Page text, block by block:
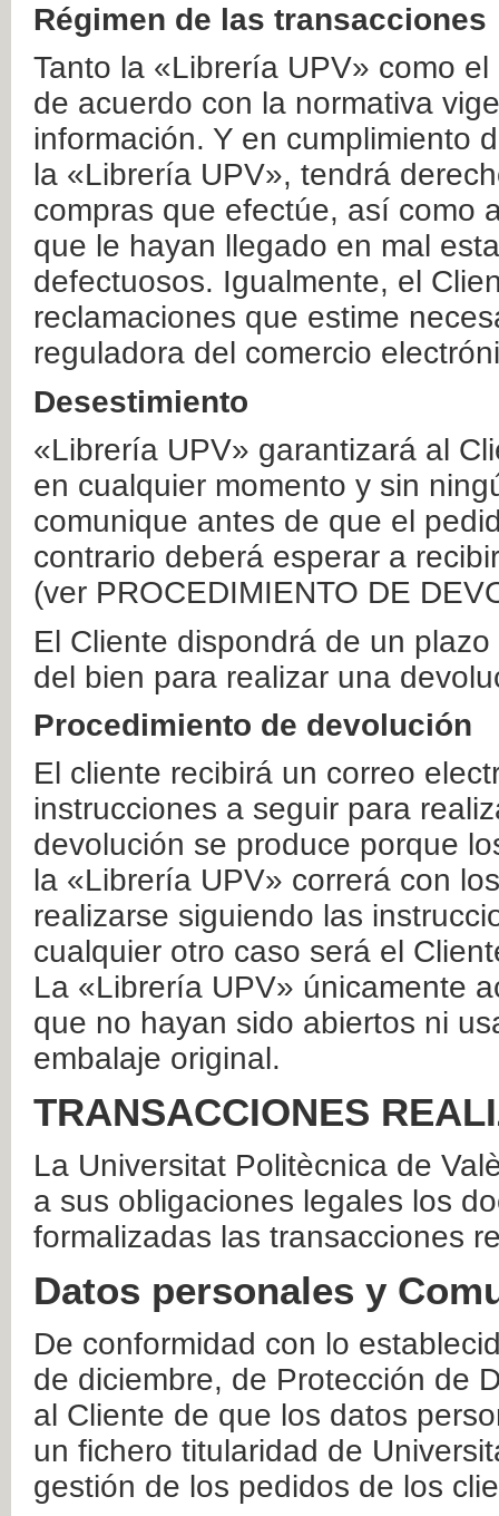
Régimen de las transacciones
Tanto la «Librería UPV» como
de acuerdo con la normativa
información. Y en cumplimiento
la «Librería UPV», tendrá
compras que efectúe, así como
que le hayan llegado en mal
defectuosos. Igualmente, el
reclamaciones que estime
reguladora del comercio
Desestimiento
«Librería UPV» garantizará al
en cualquier momento y sin
comunique antes de que el
contrario deberá esperar a
(ver PROCEDIMIENTO DE
El Cliente dispondrá de un
del bien para realizar una
Procedimiento de devolución
El cliente recibirá un correo
instrucciones a seguir para
devolución se produce porque
la «Librería UPV» correrá con
realizarse siguiendo las
cualquier otro caso será el
La «Librería UPV» únicamente
que no hayan sido abiertos ni
embalaje original.
TRANSACCIONES
La Universitat Politècnica de
a sus obligaciones legales los
formalizadas las transacciones
Datos personales y
De conformidad con lo
de diciembre, de Protección de
al Cliente de que los datos
un fichero titularidad de
gestión de los pedidos de los